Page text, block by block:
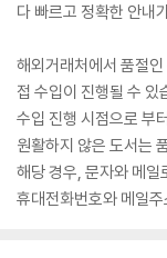
다 빠르고 정확한 안내
해외거래처에서 품절
접 수입이 진행될 수 있
수입 진행 시점으로 부
원활하지 않은 도서는
해당 경우, 문자와 메일
휴대전화번호와 메일